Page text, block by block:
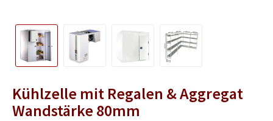
Kühlzelle mit Regalen & Aggregat
Wandstärke 80mm